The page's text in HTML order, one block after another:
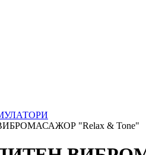
"Relax & Tone"